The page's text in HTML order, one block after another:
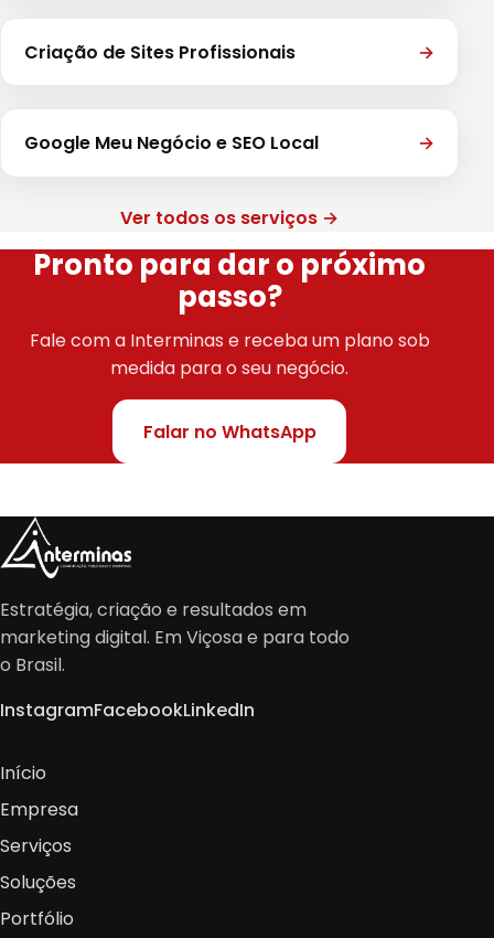
Criação de Sites Profissionais →
Google Meu Negócio e SEO Local →
Ver todos os serviços →
Pronto para dar o próximo
passo?
Fale com a Interminas e receba um plano sob
medida para o seu negócio.
Falar no WhatsApp
Estratégia, criação e resultados em
marketing digital. Em Viçosa e para todo
o Brasil.
InstagramFacebookLinkedIn
Início
Empresa
Serviços
Soluções
Portfólio